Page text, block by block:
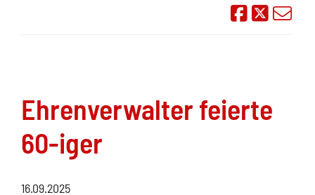
Auf
Ehrenverwalter feierte
60-iger
16.09.2025